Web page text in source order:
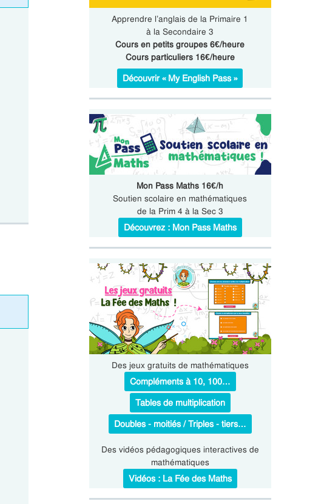
Apprendre l’anglais de la Primaire 1
à la Secondaire 3
Cours en petits groupes 6€/heure
Cours particuliers 16€/heure
Découvrir « My English Pass »
Mon Pass Maths 16€/h
Soutien scolaire en mathématiques
de la Prim 4 à la Sec 3
Découvrez : Mon Pass Maths
Des jeux gratuits de mathématiques
Compléments à 10, 100…
Tables de multiplication
Doubles - moitiés / Triples - tiers…
Des vidéos pédagogiques interactives de
mathématiques
Vidéos : La Fée des Maths